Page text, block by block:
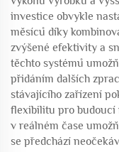
investice obvykle
měsíců díky
zvýšené efektivity a
těchto systémů
přidáním dalších
stávajícího zařízení
flexibilitu pro budoucí
v reálném čase
se předchází